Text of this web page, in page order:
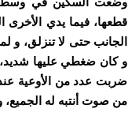
قطعها، فيما يدي الأخرى
الجانب حتى لا تنزلق، و
و كان ضغطي عليها
ضربت عدد من الأوعية عند
من صوت أنتبه له